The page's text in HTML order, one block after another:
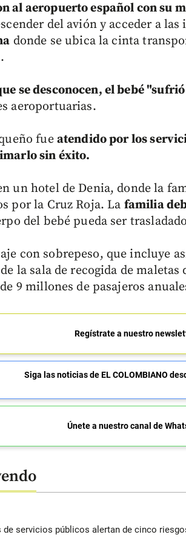
al aeropuerto español con su
del avión y acceder a
donde se ubica la cinta
se desconocen, el bebé
aeroportuarias.
fue atendido por los
sin éxito.
un hotel de Denia, donde la
por la Cruz Roja. La familia
del bebé pueda ser
con sobrepeso, que incluye
la sala de recogida de
9 millones de pasajeros
Regístrate a nuestro
Siga las noticias de EL COLOMBIANO
Únete a nuestro canal de
de servicios públicos alertan de cinco